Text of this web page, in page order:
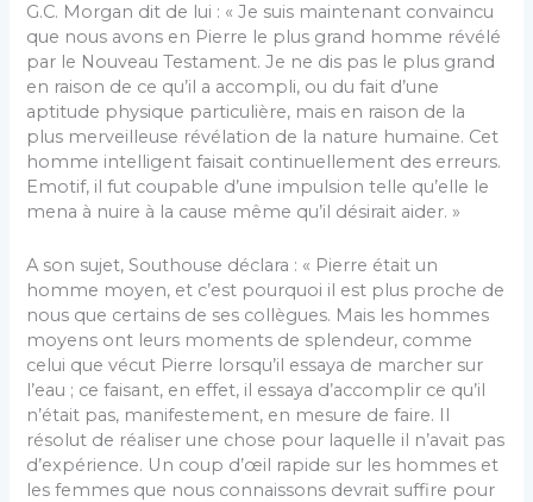
G.C. Morgan dit de lui : « Je suis maintenant convaincu
que nous avons en Pierre le plus grand homme révélé
par le Nouveau Testament. Je ne dis pas le plus grand
en raison de ce qu’il a accompli, ou du fait d’une
aptitude physique particulière, mais en raison de la
plus merveilleuse révélation de la nature humaine. Cet
homme intelligent faisait continuellement des erreurs.
Emotif, il fut coupable d’une impulsion telle qu’elle le
mena à nuire à la cause même qu’il désirait aider. »
A son sujet, Southouse déclara : « Pierre était un
homme moyen, et c’est pourquoi il est plus proche de
nous que certains de ses collègues. Mais les hommes
moyens ont leurs moments de splendeur, comme
celui que vécut Pierre lorsqu’il essaya de marcher sur
l’eau ; ce faisant, en effet, il essaya d’accomplir ce qu’il
n’était pas, manifestement, en mesure de faire. Il
résolut de réaliser une chose pour laquelle il n’avait pas
d’expérience. Un coup d’œil rapide sur les hommes et
les femmes que nous connaissons devrait suffire pour